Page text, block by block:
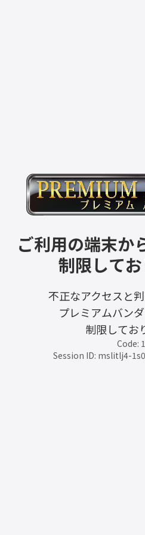
ご利用の端末か
制限してお
不正なアクセスと判
プレミアムバン
制限してお
Code:
Session ID: mslitlj4-